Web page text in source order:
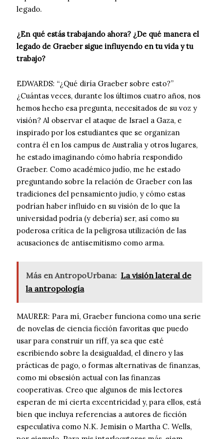
legado.
¿En qué estás trabajando ahora? ¿De qué manera el
legado de Graeber sigue influyendo en tu vida y tu
trabajo?
EDWARDS: “¿Qué diría Graeber sobre esto?”
¿Cuántas veces, durante los últimos cuatro años, nos
hemos hecho esa pregunta, necesitados de su voz y
visión? Al observar el ataque de Israel a Gaza, e
inspirado por los estudiantes que se organizan
contra él en los campus de Australia y otros lugares,
he estado imaginando cómo habría respondido
Graeber. Como académico judío, me he estado
preguntando sobre la relación de Graeber con las
tradiciones del pensamiento judío, y cómo estas
podrían haber influido en su visión de lo que la
universidad podría (y debería) ser, así como su
poderosa crítica de la peligrosa utilización de las
acusaciones de antisemitismo como arma.
Más en AntropoUrbana: La visión lateral de
la antropología
MAURER: Para mí, Graeber funciona como una serie
de novelas de ciencia ficción favoritas que puedo
usar para construir un riff, ya sea que esté
escribiendo sobre la desigualdad, el dinero y las
prácticas de pago, o formas alternativas de finanzas,
como mi obsesión actual con las finanzas
cooperativas. Creo que algunos de mis lectores
esperan de mí cierta excentricidad y, para ellos, está
bien que incluya referencias a autores de ficción
especulativa como N.K. Jemisin o Martha C. Wells,